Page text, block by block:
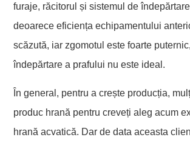
furaje, răcitorul și sistemul de
deoarece eficiența echipamentului
scăzută, iar zgomotul este foarte
îndepărtare a prafului nu este ideal.
În general, pentru a crește producția,
produc hrană pentru creveți aleg acum
hrană acvatică. Dar de data aceasta